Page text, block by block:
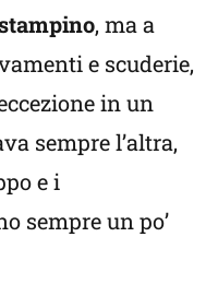
, ma a
e scuderie,
in un
sempre l’altra,
e i
sempre un po’